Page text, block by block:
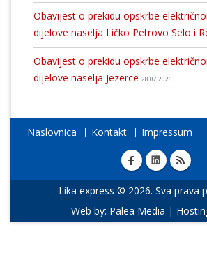
Obavijest o prekidu opskrbe
dijelove naselja Ličko Petrovo Selo i
Obavijest o prekidu opskrbe
dijelove naselja Jezerce 28.07.2026
Naslovnica Kontakt Impressum
Lika express © 2026. Sva prava
Web by: Palea Media |